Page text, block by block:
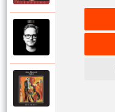
Guus Meeuwis